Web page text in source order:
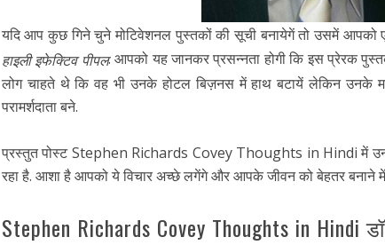
यदि आप कुछ गिने चुने मोटिवेशनल पुस्तकों की सूची बनायेगें तो उसमें आपको
हाइली इफेक्टिव पीपल. आपको यह जानकर प्रसन्नता होगी कि इस प्रेरक
लोग चाहते थे कि वह भी उनके होटल बिज़नस में हाथ बटायें लेकिन उनके
परामर्शदाता बने.
प्रस्तुत पोस्ट Stephen Richards Covey Thoughts in Hindi में
रहा है. आशा है आपको ये विचार अच्छे लगेंगे और आपके जीवन को बेहतर बनाने में
Stephen Richards Covey Thoughts in